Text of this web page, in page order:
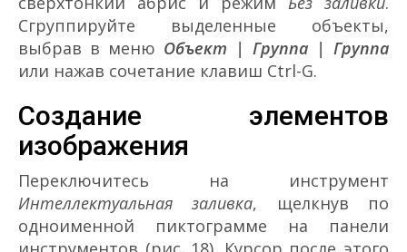
Сгруппируйте выделенные объекты,
выбрав в меню Объект | Группа | Группа
или нажав сочетание клавиш Ctrl-G.
Создание элементов
изображения
Переключитесь на инструмент
Интеллектуальная заливка, щелкнув по
одноименной пиктограмме на панели